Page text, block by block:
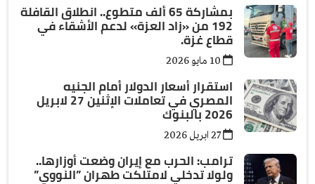
بمشاركة 65 ألف متطوع.. انطلاق القافلة
192 من «زاد العزة» لدعم الأشقاء في
قطاع غزة.
استقرار أسعار الدولار أمام الجنيه
المصري في تعاملات الإثنين 27 لابريل
2026 بالبنوك
27 ابريل 2026
ترامب: الحرب مع إيران وضعت أوزارها..
ولولا تدخلي لامتلكت طهران ”النووي”